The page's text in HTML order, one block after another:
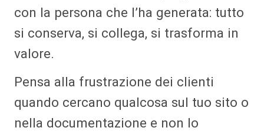
con la persona che l’ha generata: tutto
si conserva, si collega, si trasforma in
valore.
Pensa alla frustrazione dei clienti
quando cercano qualcosa sul tuo sito o
nella documentazione e non lo